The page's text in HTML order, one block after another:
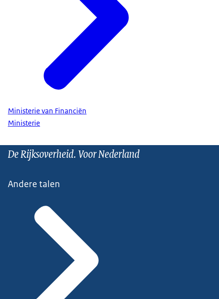
Ministerie van Financiën
Ministerie
De Rijksoverheid. Voor Nederland
Andere talen